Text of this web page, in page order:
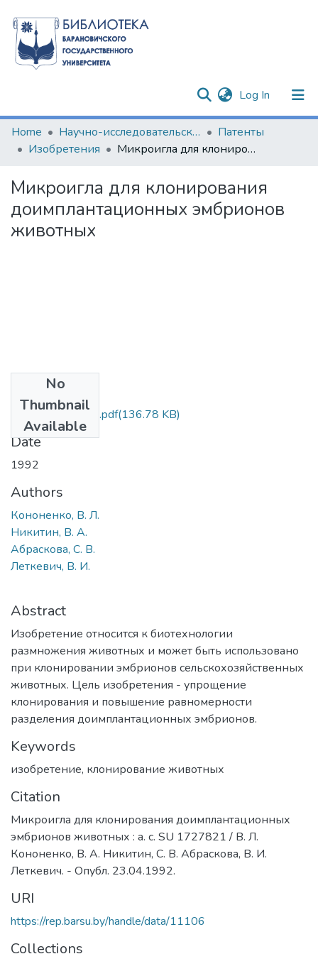
Log In (current)
Communities & Collections
All of DSpace
Statistics
Home Научно-исследовательские разработки
Патенты
Изобретения
Микроигла для клонирования доимплантационных эмбрионов животных
Микроигла для клонирования
доимплантационных эмбрионов
животных
No
Thumbnail
Available
а. с. SU 1727821.pdf(136.78 KB)
Date
1992
Authors
Кононенко, В. Л.
Никитин, В. А.
Абраскова, С. В.
Леткевич, В. И.
Abstract
Изобретение относится к биотехнологии
размножения животных и может быть использовано
при клонировании эмбрионов сельскохозяйственных
животных. Цель изобретения - упрощение
клонирования и повышение равномерности
разделения доимплантационных эмбрионов.
Keywords
изобретение, клонирование животных
Citation
Микроигла для клонирования доимплантационных
эмбрионов животных : а. с. SU 1727821 / В. Л.
Кононенко, В. А. Никитин, С. В. Абраскова, В. И.
Леткевич. - Опубл. 23.04.1992.
URI
https://rep.barsu.by/handle/data/11106
Collections